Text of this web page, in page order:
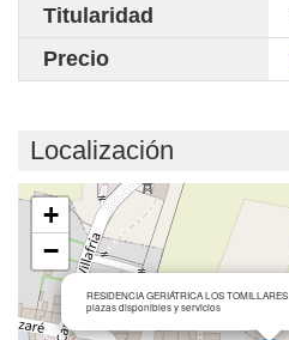
Titularidad
Precio
Localización
Cargando mapa...
RESIDENCIA GERIÁTRICA LOS
plazas disponibles y servicios
+
−